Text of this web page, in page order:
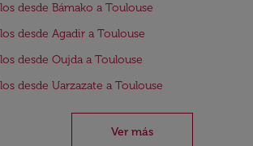
desde Bámako a Toulouse
desde Agadir a Toulouse
desde Oujda a Toulouse
desde Uarzazate a Toulouse
Ver más